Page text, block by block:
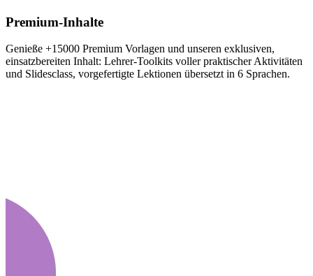
Premium-Inhalte
Genieße +15000 Premium Vorlagen und unseren exklusiven,
einsatzbereiten Inhalt: Lehrer-Toolkits voller praktischer Aktivitäten
und Slidesclass, vorgefertigte Lektionen übersetzt in 6 Sprachen.